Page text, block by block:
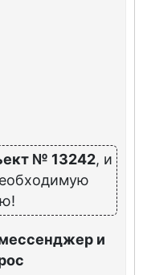
№ 13242, и
и